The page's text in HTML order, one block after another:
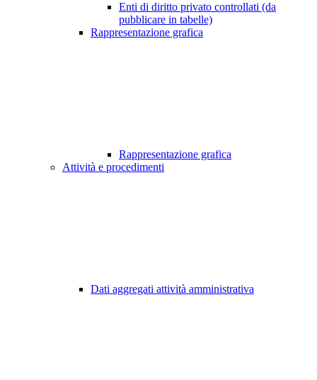
Enti di diritto privato controllati (da
pubblicare in tabelle)
Rappresentazione grafica
Rappresentazione grafica
Attività e procedimenti
Dati aggregati attività amministrativa